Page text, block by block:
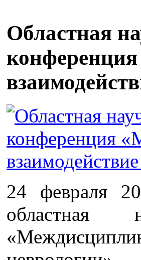
Областная
24 февраля
областная